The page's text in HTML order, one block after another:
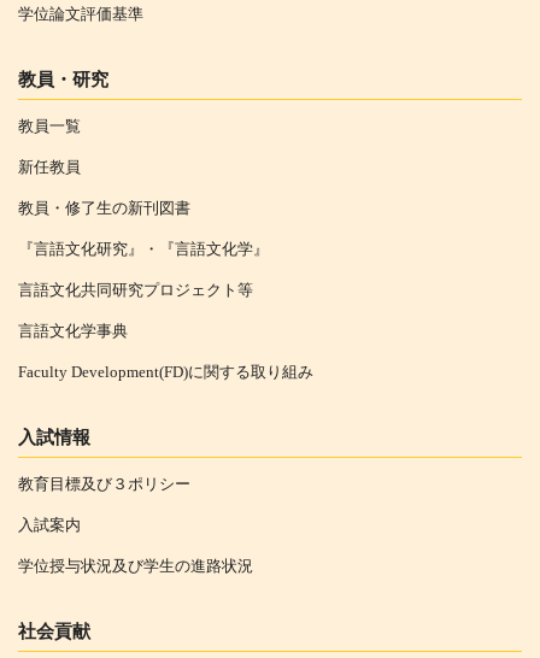
学位論文評価基準
教員・研究
教員一覧
新任教員
教員・修了生の新刊図書
『言語文化研究』・『言語文化学』
言語文化共同研究プロジェクト等
言語文化学事典
Faculty Development(FD)に関する取り組み
入試情報
教育目標及び３ポリシー
入試案内
学位授与状況及び学生の進路状況
社会貢献